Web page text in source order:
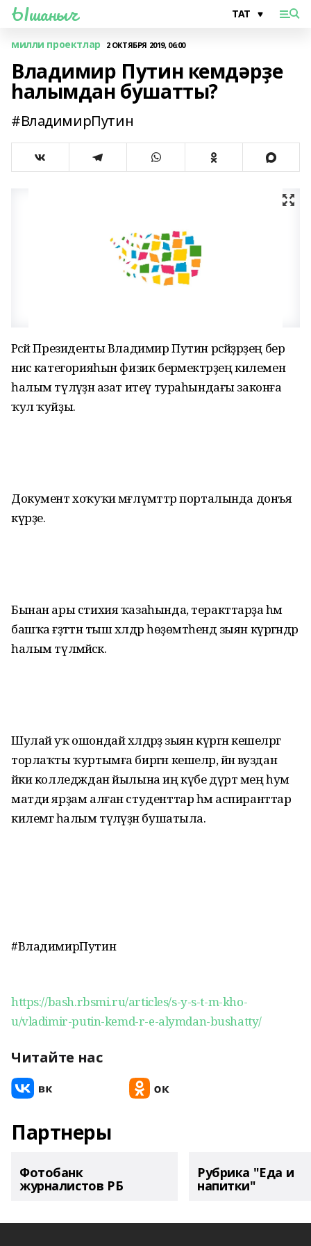
Ышаныч
милли проектлар 2 ОКТЯБРЯ 2019, 06:00
Владимир Путин кемдәрҙе
һалымдан бушатты?
#ВладимирПутин
Рәсәй Президенты Владимир Путин рәсәйҙәрҙең бер
нисә категорияһын физик берәмектәрҙең килеменә
һалым түләүҙән азат итеү тураһындағы законға
ҡул ҡуйҙы.
Документ хоҡуҡи мәғлүмәттәр порталында донъя
күрҙе.
Бынан ары стихия ҡазаһында, теракттарҙа һәм
башҡа ғәҙәттән тыш хәлдәр һөҙөмтәһендә зыян күргәндәр
һалым түләмәйәсәк.
Шулай уҡ ошондай хәлдәрҙә зыян күргән кешеләргә
торлаҡты ҡуртымға биргән кешеләр, йәнә вуздан
йәки колледждан йылына иң күбе дүрт мең һум
матди ярҙам алған студенттар һәм аспиранттар
килемгә һалым түләүҙән бушатыла.
#ВладимирПутин
https://bash.rbsmi.ru/articles/s-y-s-t-m-kho-
u/vladimir-putin-kemd-r-e-alymdan-bushatty/
Читайте нас
Партнеры
Фотобанк
журналистов РБ
Рубрика "Еда и
напитки"